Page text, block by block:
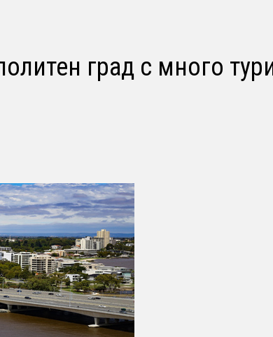
град с много